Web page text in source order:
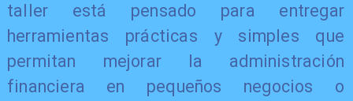
taller está pensado para entregar
herramientas prácticas y simples que
permitan mejorar la administración
financiera en pequeños negocios o